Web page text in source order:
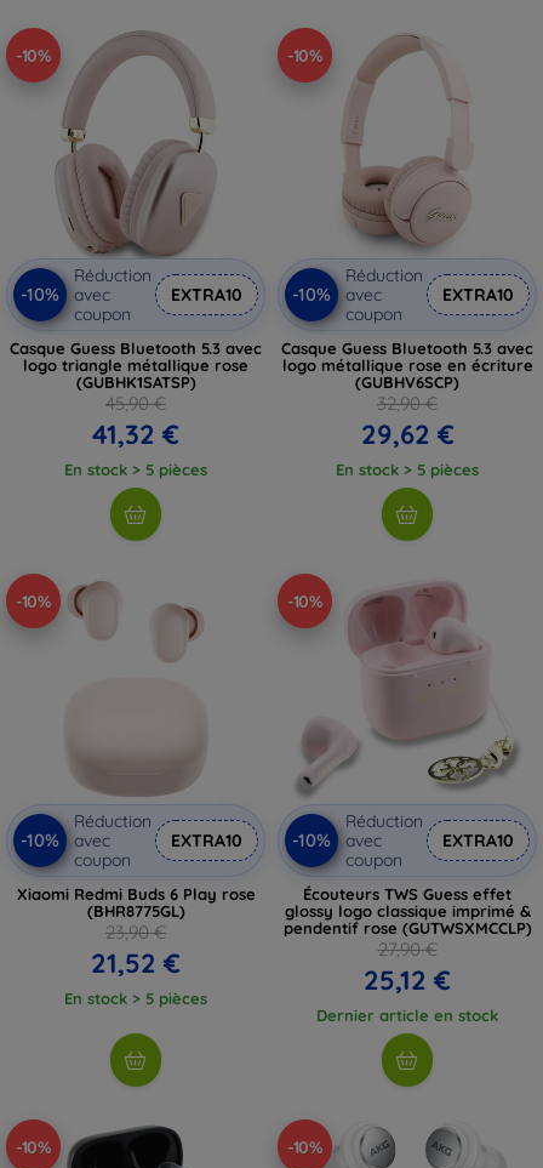
-10%
-10%
Réduction
avec
coupon
EXTRA10
Casque Guess Bluetooth 5.3 avec
logo triangle métallique rose
(GUBHK1SATSP)
45,90 €
41,32 €
En stock > 5 pièces
-10%
-10%
Réduction
avec
coupon
EXTRA10
Casque Guess Bluetooth 5.3 avec
logo métallique rose en écriture
(GUBHV6SCP)
32,90 €
29,62 €
En stock > 5 pièces
-10%
-10%
Réduction
avec
coupon
EXTRA10
Xiaomi Redmi Buds 6 Play rose
(BHR8775GL)
23,90 €
21,52 €
En stock > 5 pièces
-10%
-10%
Réduction
avec
coupon
EXTRA10
Écouteurs TWS Guess effet
glossy logo classique imprimé &
pendentif rose (GUTWSXMCCLP)
27,90 €
25,12 €
Dernier article en stock
-10% -10%